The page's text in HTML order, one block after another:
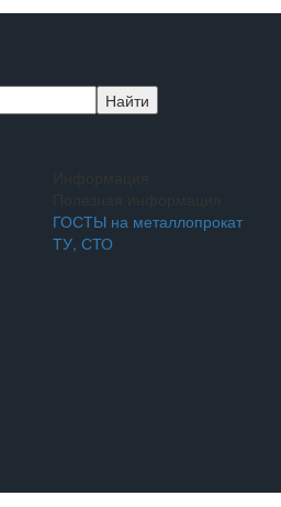
ГОСТЫ на металлопрокат
ТУ, СТО